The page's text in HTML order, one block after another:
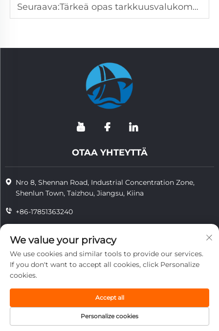
Seuraava:Tärkeä opas tarkkuusvalukomponenttien materiaaleihin
OTAA YHTEYTTÄ
Nro 8, Shennan Road, Industrial Concentration Zone,
Shenlun Town, Taizhou, Jiangsu, Kiina
+86-17851363240
[email protected]
yksityisyys
We value your privacy
We use cookies and similar tools to provide our services.
If you don't want to accept all cookies, click Personalize
cookies.
Personalize cookies
Accept all